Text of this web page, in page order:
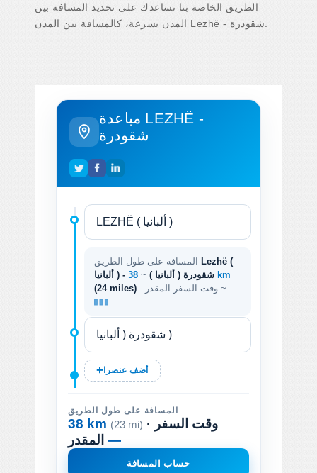
الطريق الخاصة بنا تساعدك على تحديد المسافة بين
مباعدة LEZHË -
شقودرة
Lezhë (
ألبانيا ) - شقودرة ( ألبانيا ) ~
38 km
(24 miles)
. وقت السفر المقدر ~
أضف عنصرا
المسافة على طول الطريق
38 km (23 mi) · وقت السفر
—
حساب المسافة